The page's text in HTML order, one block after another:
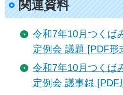
関連資料
令和7年10月つくば
定例会 議題 [PDF形
令和7年10月つくば
定例会 議事録 [PDF